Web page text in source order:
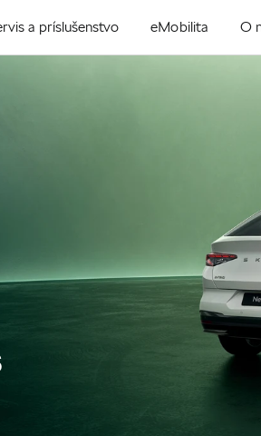
a príslušenstvo eMobilita O